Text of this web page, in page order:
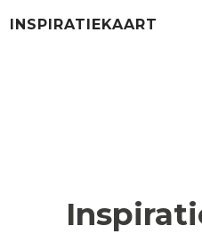
INSPIRATIEKAART